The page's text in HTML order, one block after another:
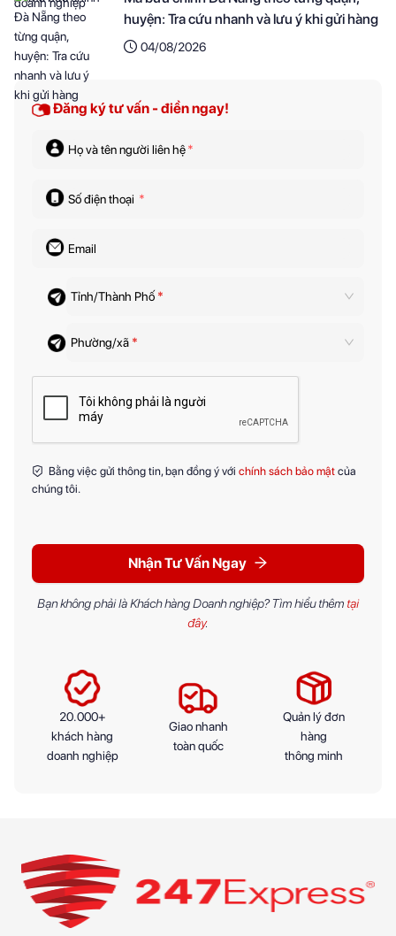
huyện: Tra cứu nhanh và lưu ý khi gửi hàng
04/08/2026
Đăng ký tư vấn - điền ngay!
Họ và tên người liên hệ*
Số điện thoại *
Email
Tỉnh/Thành Phố *
Phường/xã *
Bằng việc gửi thông tin, bạn đồng ý với chính sách bảo mật của
chúng tôi.
Nhận Tư Vấn Ngay
Bạn không phải là Khách hàng Doanh nghiệp? Tìm hiểu thêm tại
đây.
20.000+
khách hàng
doanh nghiệp
Giao nhanh
toàn quốc
Quản lý đơn
hàng
thông minh